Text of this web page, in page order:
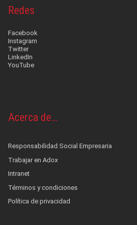
Redes
Facebook
Instagram
Twitter
LinkedIn
YouTube
Acerca de…
Responsabilidad Social Empresaria
Trabajar en Adox
Intranet
Términos y condiciones
Política de privacidad